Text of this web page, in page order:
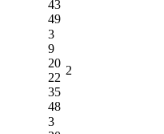
43
49
3
9
20
22
35
48
2
3